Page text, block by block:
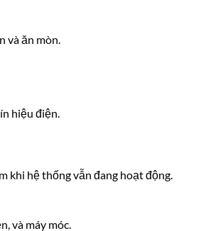
và ăn mòn.
hiệu điện.
khi hệ thống vẫn đang hoạt động.
và máy móc.